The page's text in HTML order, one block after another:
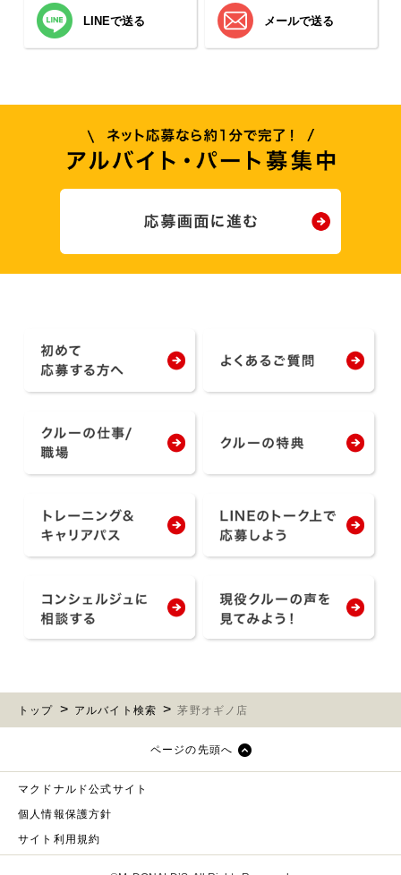
LINEで送る メールで送る
トップ アルバイト検索 茅野オギノ店
ページの先頭へ
マクドナルド公式サイト
個人情報保護方針
サイト利用規約